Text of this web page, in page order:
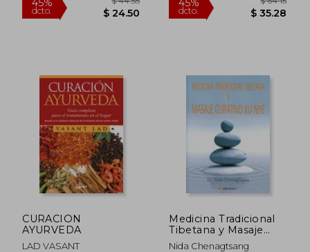
45%
dcto. $ 24.50
45%
dcto.
CURACION
AYURVEDA
LAD VASANT
Medicina Tradicional
Tibetana y Masaje
Curativo ku nye
Nida Chenagtsang